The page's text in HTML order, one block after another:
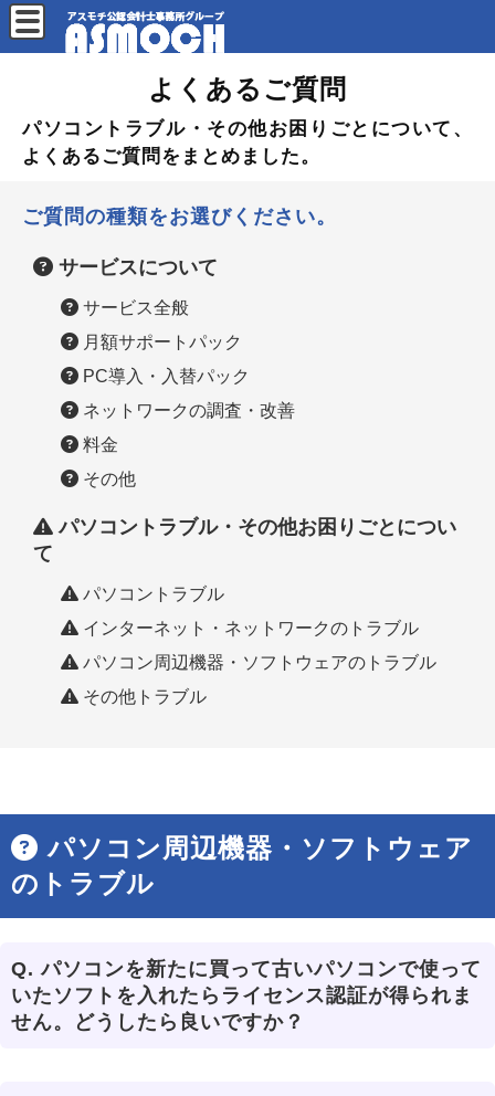
よくあるご質問
パソコントラブル・その他お困りごとについて、
よくあるご質問をまとめました。
ご質問の種類をお選びください。
サービスについて
サービス全般
月額サポートパック
PC導入・入替パック
ネットワークの調査・改善
料金
その他
パソコントラブル・その他お困りごとについ
て
パソコントラブル
インターネット・ネットワークのトラブル
パソコン周辺機器・ソフトウェアのトラブル
その他トラブル
パソコン周辺機器・ソフトウェア
のトラブル
Q. パソコンを新たに買って古いパソコンで使って
いたソフトを入れたらライセンス認証が得られま
せん。どうしたら良いですか？